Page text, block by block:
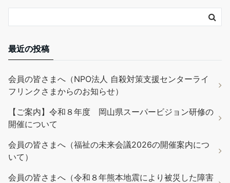
最近の投稿
会員の皆さまへ（NPO法人 自殺対策支援センターライ
フリンクさまからのお知らせ）
【ご案内】令和８年度 岡山県スーパービジョン研修の
開催について
会員の皆さまへ（福祉の未来会議2026の開催案内につ
いて）
会員の皆さまへ（令和８年熊本地震により被災した障害